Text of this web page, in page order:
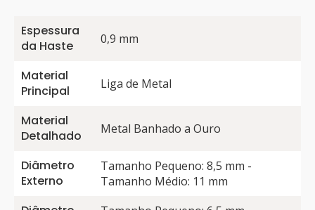
Espessura
da Haste
0,9 mm
Material
Principal
Liga de Metal
Material
Detalhado
Metal Banhado a Ouro
Diâmetro
Externo
Tamanho Pequeno: 8,5 mm -
Tamanho Médio: 11 mm